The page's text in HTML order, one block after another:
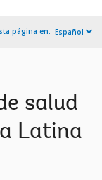
página en: Español
salud
Latina